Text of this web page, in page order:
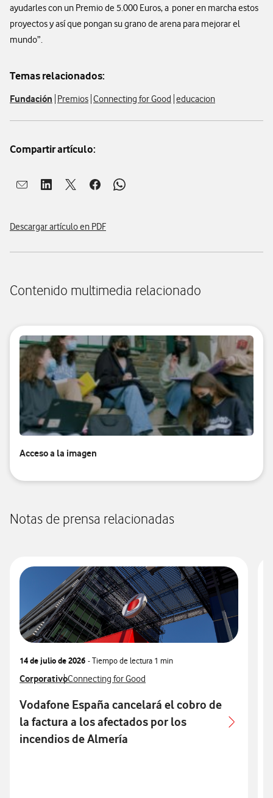
ayudarles con un Premio de 5.000 Euros, a poner en marcha estos
proyectos y así que pongan su grano de arena para mejorar el
mundo”.
Temas relacionados:
Fundación Premios Connecting for Good educacion
Compartir artículo:
Abrir ventana para compartir en mail
Abrir ventana para compartir en linkedin
Abrir ventana para compartir en twitter
Abrir ventana para compartir en facebook
Abrir ventana para compartir en
Descargar artículo en PDF
Contenido multimedia relacionado
Acceso a la imagen
Notas de prensa relacionadas
14 de julio de 2026 - Tiempo de lectura 1 min
Ver más notas de prensa relacionados con
CorporativoVer más notas de prensa relacionados con
Connecting for Good
Vodafone España cancelará el cobro de
la factura a los afectados por los
incendios de Almería